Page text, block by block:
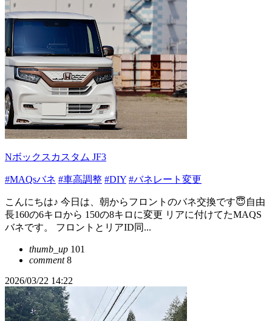
Nボックスカスタム JF3
#MAQsバネ #車高調整 #DIY #バネレート変更
こんにちは♪ 今日は、朝からフロントのバネ交換です😇自由
長160の6キロから 150の8キロに変更 リアに付けてたMAQS
バネです。 フロントとリアID同...
thumb_up 101
comment8
2026/03/22 14:22